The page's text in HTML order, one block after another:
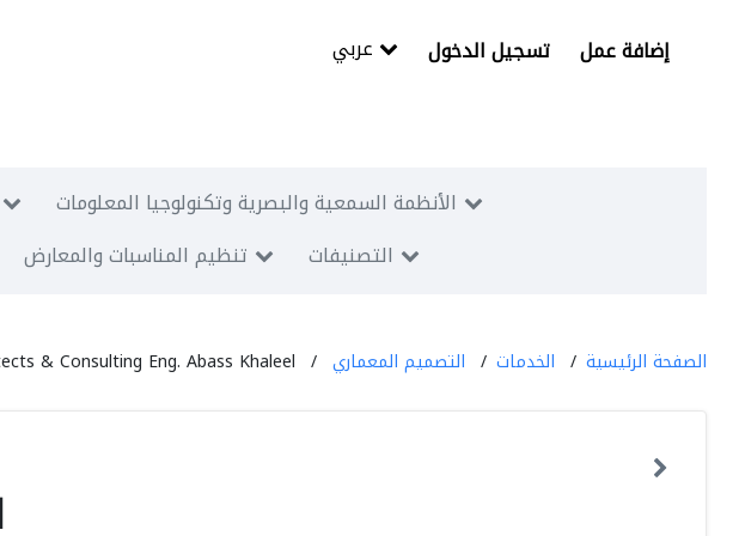
تسجيل الدخول إضافة عمل
الأنظمة السمعية والبصرية وتكنولوجيا المعلومات
تنظيم المناسبات والمعارض التصنيفات
الصفحة الرئيسية الخدمات التصميم المعماري & Consulting Eng. Abass Khaleel